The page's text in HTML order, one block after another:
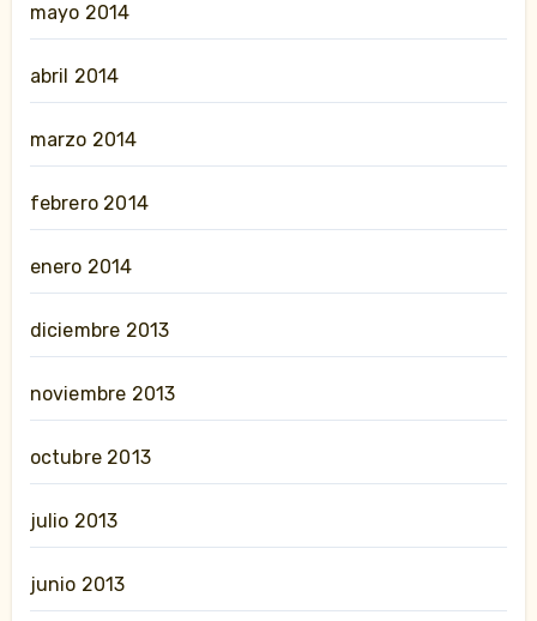
mayo 2014
abril 2014
marzo 2014
febrero 2014
enero 2014
diciembre 2013
noviembre 2013
octubre 2013
julio 2013
junio 2013